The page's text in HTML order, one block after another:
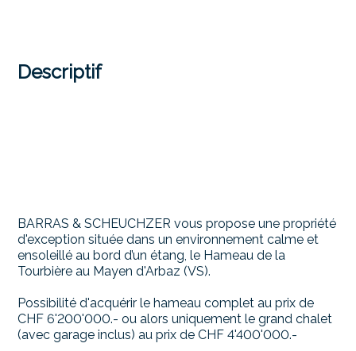
Descriptif
BARRAS & SCHEUCHZER vous propose une propriété
d'exception située dans un environnement calme et
ensoleillé au bord d’un étang, le Hameau de la
Tourbière au Mayen d'Arbaz (VS).
Possibilité d'acquérir le hameau complet au prix de
CHF 6'200'000.- ou alors uniquement le grand chalet
(avec garage inclus) au prix de CHF 4'400'000.-